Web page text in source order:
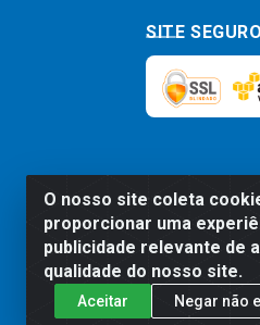
O nosso site coleta
proporcionar uma
publicidade relevante de
qualidade do nosso site.
Aceitar Negar não
SITE SEGURO